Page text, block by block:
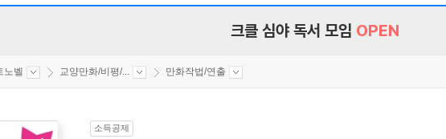
크클 심야 독서 모임 OPEN
노벨 교양만화/비평/... 만화작법/연출
소득공제